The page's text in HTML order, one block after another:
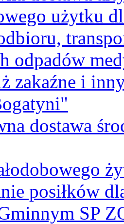
użytku
odpadów
zakaźne i
dostawa
posiłków
SP